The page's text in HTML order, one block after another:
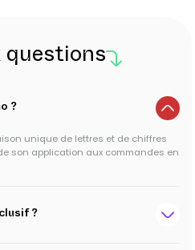
questions
?
unique de lettres et de chiffres
son application aux commandes en
?